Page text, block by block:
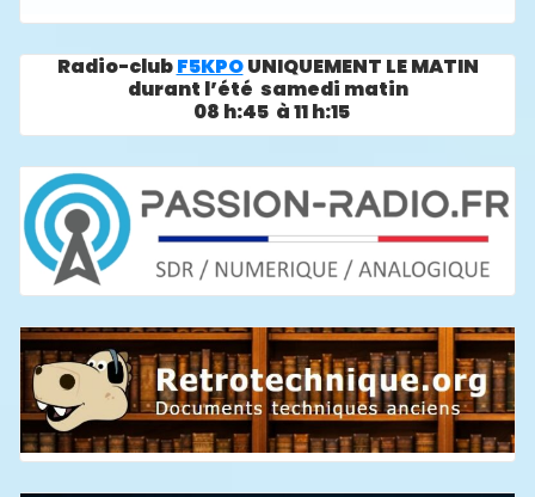
Radio-clubF5KPOUNIQUEMENT LE MATIN
durant l’été samedi matin
08 h:45 à 11 h:15